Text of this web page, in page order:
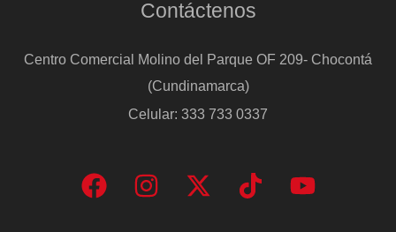
Contáctenos
Centro Comercial Molino del Parque OF 209- Chocontá
(Cundinamarca)
Celular: 333 733 0337